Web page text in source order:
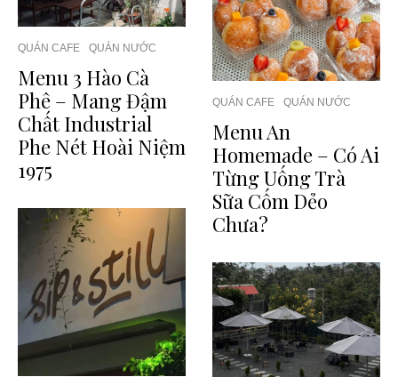
QUÁN CAFE QUÁN NƯỚC
Menu 3 Hào Cà
Phê – Mang Đậm
Chất Industrial
Phe Nét Hoài Niệm
1975
QUÁN CAFE QUÁN NƯỚC
Menu An
Homemade – Có Ai
Từng Uống Trà
Sữa Cốm Dẻo
Chưa?